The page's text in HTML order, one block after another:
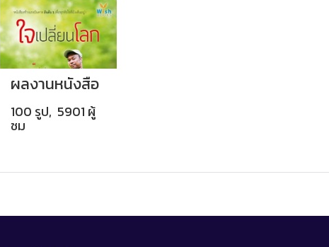
ผลงานหนังสือ
100 รูป, 5901 ผู้
ชม